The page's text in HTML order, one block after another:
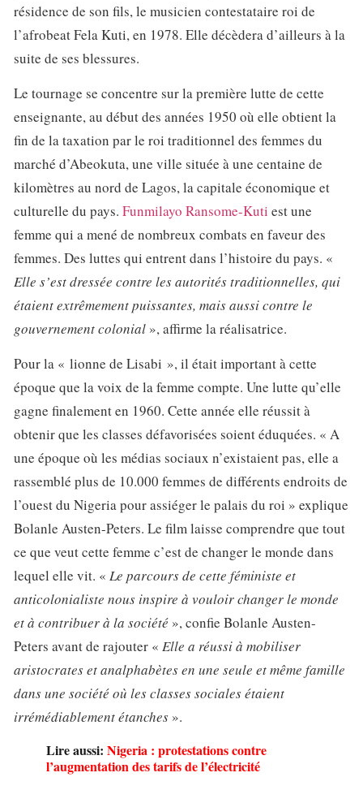
résidence de son fils, le musicien contestataire roi de
l’afrobeat Fela Kuti, en 1978. Elle décèdera d’ailleurs à la
suite de ses blessures.
Le tournage se concentre sur la première lutte de cette
enseignante, au début des années 1950 où elle obtient la
fin de la taxation par le roi traditionnel des femmes du
marché d’Abeokuta, une ville située à une centaine de
kilomètres au nord de Lagos, la capitale économique et
culturelle du pays. Funmilayo Ransome-Kuti est une
femme qui a mené de nombreux combats en faveur des
femmes. Des luttes qui entrent dans l’histoire du pays. «
Elle s’est dressée contre les autorités traditionnelles, qui
étaient extrêmement puissantes, mais aussi contre le
gouvernement colonial », affirme la réalisatrice.
Pour la « lionne de Lisabi », il était important à cette
époque que la voix de la femme compte. Une lutte qu’elle
gagne finalement en 1960. Cette année elle réussit à
obtenir que les classes défavorisées soient éduquées. « A
une époque où les médias sociaux n’existaient pas, elle a
rassemblé plus de 10.000 femmes de différents endroits de
l’ouest du Nigeria pour assiéger le palais du roi » explique
Bolanle Austen-Peters. Le film laisse comprendre que tout
ce que veut cette femme c’est de changer le monde dans
lequel elle vit. « Le parcours de cette féministe et
anticolonialiste nous inspire à vouloir changer le monde
et à contribuer à la société », confie Bolanle Austen-
Peters avant de rajouter « Elle a réussi à mobiliser
aristocrates et analphabètes en une seule et même famille
dans une société où les classes sociales étaient
irrémédiablement étanches ».
Lire aussi: Nigeria : protestations contre
l’augmentation des tarifs de l’électricité